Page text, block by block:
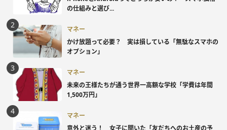
の仕組みと選び...
マネー
かけ放題って必要？ 実は損している「無駄なスマホの
オプション」
マネー
未来の王様たちが通う世界一高額な学校「学費は年間
1,500万円」
マネー